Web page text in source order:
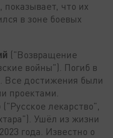
показывает, что их
в зоне боевых
("Возвращение
войны"). Погиб в
Все достижения были
проектами.
("Русское лекарство",
Ушёл из жизни
года. Известно о